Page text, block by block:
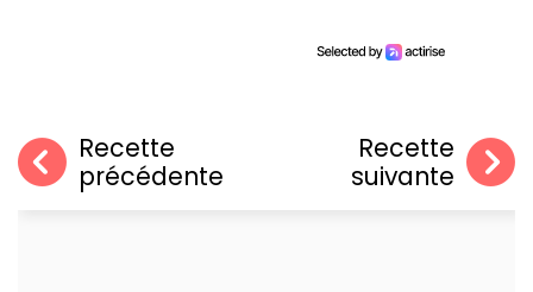
Recette
précédente
Recette
suivante